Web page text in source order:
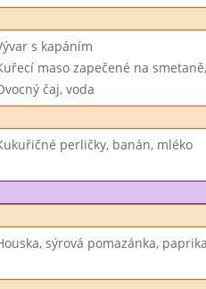
s kapáním
maso zapečené na
čaj, voda
perličky, banán, mléko
sýrová pomazánka, paprika